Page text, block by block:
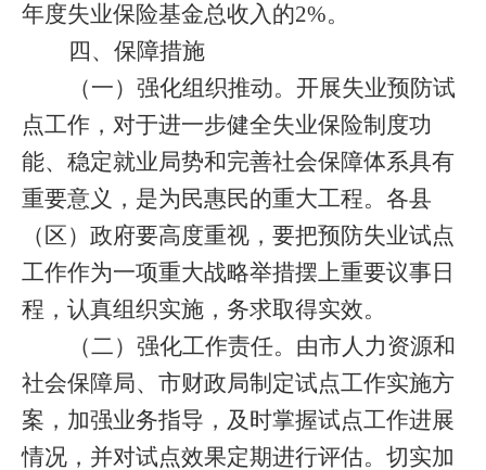
年度失业保险基金总收入的2%。
四、保障措施
（一）强化组织推动。 开展失业预防试
点工作，对于进一步健全失业保险制度功
能、稳定就业局势和完善社会保障体系具有
重要意义，是为民惠民的重大工程。各县
（区）政府要高度重视，要把预防失业试点
工作作为一项重大战略举措摆上重要议事日
程，认真组织实施，务求取得实效。
（二）强化工作责任。 由市人力资源和
社会保障局、市财政局制定试点工作实施方
案，加强业务指导，及时掌握试点工作进展
情况，并对试点效果定期进行评估。切实加